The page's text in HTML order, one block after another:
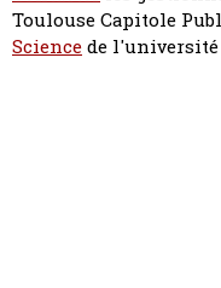
Toulouse Capitole
Sciencede l'université